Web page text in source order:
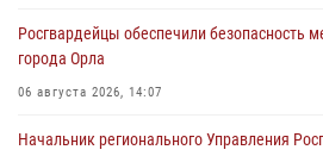
Росгвардейцы обеспечили безопасность
города Орла
06 августа 2026, 14:07
Начальник регионального Управления